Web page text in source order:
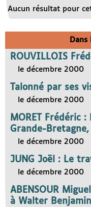
Aucun résultat pour
ROUVILLOIS
le décembre 2000
Talonné par ses
le décembre 2000
MORET Frédéric
Grande-
le décembre 2000
JUNG Joël : Le
le décembre 2000
ABENSOUR
à Walter